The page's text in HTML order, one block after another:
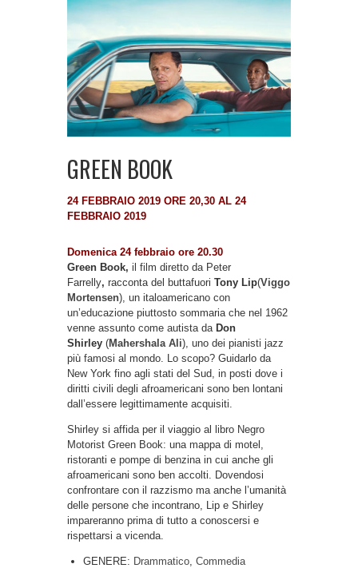
GREEN BOOK
24 FEBBRAIO 2019 ORE 20,30 AL 24
FEBBRAIO 2019
Domenica 24 febbraio ore 20.30
Green Book, il film diretto da Peter
Farrelly, racconta del buttafuori Tony Lip(Viggo
Mortensen), un italoamericano con
un’educazione piuttosto sommaria che nel 1962
venne assunto come autista da Don
Shirley (Mahershala Ali), uno dei pianisti jazz
più famosi al mondo. Lo scopo? Guidarlo da
New York fino agli stati del Sud, in posti dove i
diritti civili degli afroamericani sono ben lontani
dall’essere legittimamente acquisiti.
Shirley si affida per il viaggio al libro Negro
Motorist Green Book: una mappa di motel,
ristoranti e pompe di benzina in cui anche gli
afroamericani sono ben accolti. Dovendosi
confrontare con il razzismo ma anche l’umanità
delle persone che incontrano, Lip e Shirley
impareranno prima di tutto a conoscersi e
rispettarsi a vicenda.
GENERE: Drammatico Commedia